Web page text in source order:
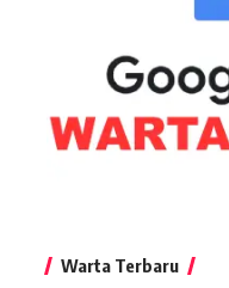
Warta Terbaru